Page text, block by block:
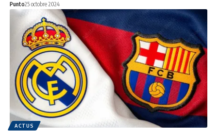
Punto25 octobre 2024
ACTUS